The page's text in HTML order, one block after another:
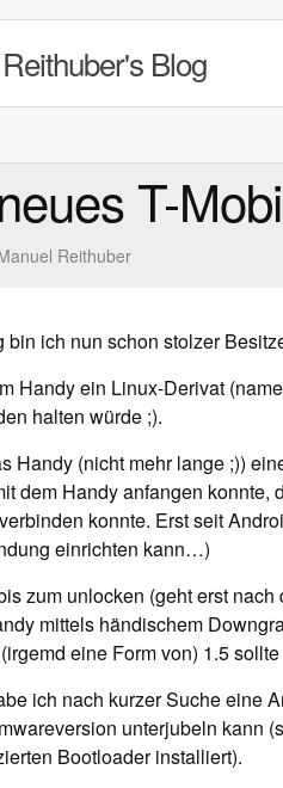
Blog
T-
Reithuber
bin ich nun schon stolzer
Handy ein Linux-Derivat
halten würde ;).
Handy (nicht mehr lange ;))
dem Handy anfangen konnte,
konnte. Erst seit
einrichten kann…)
zum unlocken (geht erst
mittels händischem
eine Form von) 1.5
ich nach kurzer Suche eine
unterjubeln kann
Bootloader installiert).